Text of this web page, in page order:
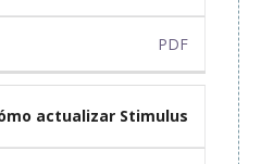
PDF
actualizar Stimulus